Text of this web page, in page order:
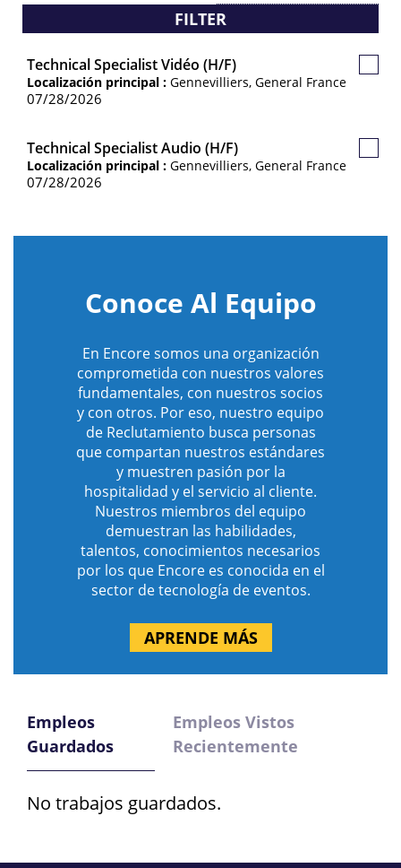
FILTER
Technical Specialist Vidéo (H/F)
Localización principal : Gennevilliers, General France
07/28/2026
Technical Specialist Audio (H/F)
Localización principal : Gennevilliers, General France
07/28/2026
Conoce Al Equipo
En Encore somos una organización
comprometida con nuestros valores
fundamentales, con nuestros socios
y con otros. Por eso, nuestro equipo
de Reclutamiento busca personas
que compartan nuestros estándares
y muestren pasión por la
hospitalidad y el servicio al cliente.
Nuestros miembros del equipo
demuestran las habilidades,
talentos, conocimientos necesarios
por los que Encore es conocida en el
sector de tecnología de eventos.
APRENDE MÁS
Empleos
Guardados
Empleos Vistos
Recientemente
No trabajos guardados.